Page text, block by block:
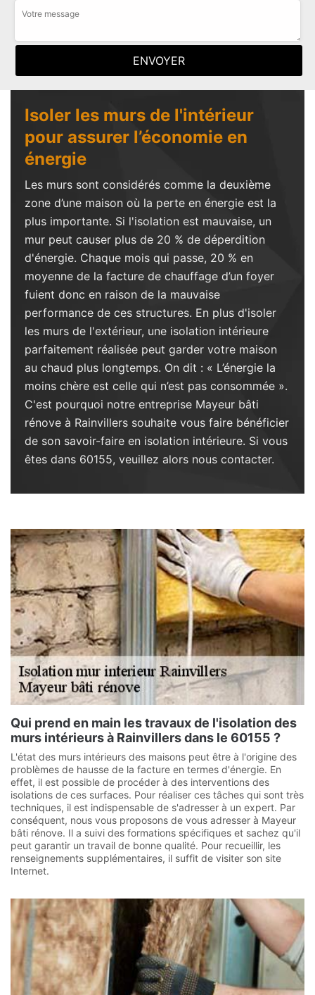
Isoler les murs de l'intérieur
pour assurer l’économie en
énergie
Les murs sont considérés comme la deuxième
zone d’une maison où la perte en énergie est la
plus importante. Si l'isolation est mauvaise, un
mur peut causer plus de 20 % de déperdition
d'énergie. Chaque mois qui passe, 20 % en
moyenne de la facture de chauffage d’un foyer
fuient donc en raison de la mauvaise
performance de ces structures. En plus d'isoler
les murs de l'extérieur, une isolation intérieure
parfaitement réalisée peut garder votre maison
au chaud plus longtemps. On dit : « L’énergie la
moins chère est celle qui n’est pas consommée ».
C'est pourquoi notre entreprise Mayeur bâti
rénove à Rainvillers souhaite vous faire bénéficier
de son savoir-faire en isolation intérieure. Si vous
êtes dans 60155, veuillez alors nous contacter.
Qui prend en main les travaux de l'isolation des
murs intérieurs à Rainvillers dans le 60155 ?
L'état des murs intérieurs des maisons peut être à l'origine des
problèmes de hausse de la facture en termes d'énergie. En
effet, il est possible de procéder à des interventions des
isolations de ces surfaces. Pour réaliser ces tâches qui sont très
techniques, il est indispensable de s'adresser à un expert. Par
conséquent, nous vous proposons de vous adresser à Mayeur
bâti rénove. Il a suivi des formations spécifiques et sachez qu'il
peut garantir un travail de bonne qualité. Pour recueillir, les
renseignements supplémentaires, il suffit de visiter son site
Internet.